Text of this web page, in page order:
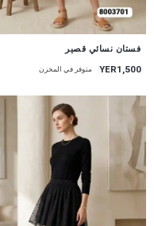
فستان نسائي قصير
YER1,500 متوفر في المخزن